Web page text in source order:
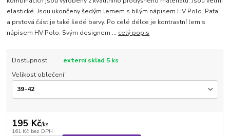
elastické. Jsou ukončeny šedým lemem s bílým nápisem HV Polo. Pata
a prstová část je také šedé barvy. Po celé délce je kontrastní lem s
nápisem HV Polo. Svým designem ... celý popis
Dostupnost
externí sklad 5 ks
Velikost oblečení
195 Kč/ks
161 Kč bez DPH